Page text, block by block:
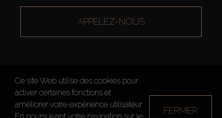
APPELEZ-NOUS
AX CAPITAL ©2026 Tous droits réservés
Conditions d'utilisation
Politique de confidentialité Plan du site
Ce site Web utilise des cookies pour
activer certaines fonctions et
améliorer votre expérience utilisateur.
FERMER